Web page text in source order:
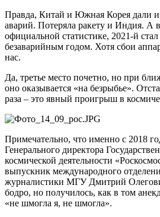
Правда, Китай и Южная Корея дали
аварий. Потеряла ракету и Индия. А
официальной статистике, 2021-й
безаварийным годом. Хотя сбои
нас.
Да, третье место почетно, но при
оно оказывается «на безрыбье».
раза – это явный проигрыш в
Примечательно, что именно с 2018
Генерального директора
космической деятельности
выпускник международного
журналистики МГУ Дмитрий
бодро, но получилось, как в том
«не шмогла я, не шмогла».